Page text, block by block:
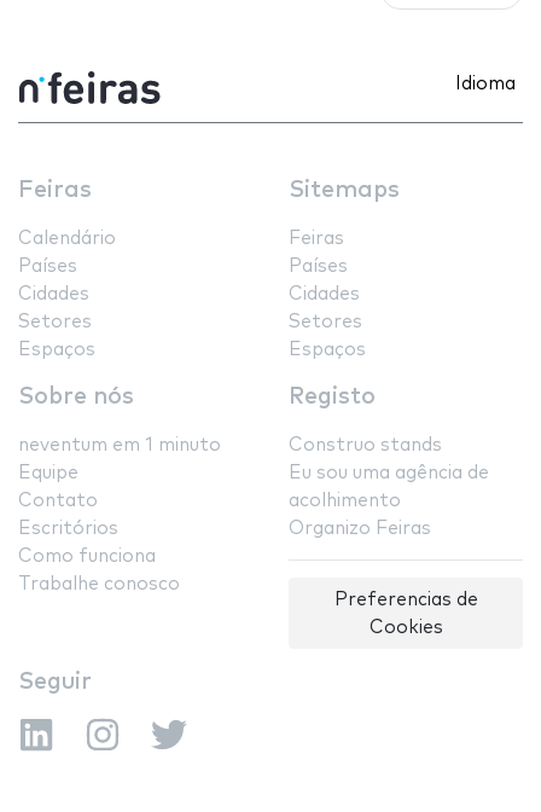
Idioma
Feiras
Calendário
Países
Cidades
Setores
Espaços
Sitemaps
Feiras
Países
Cidades
Setores
Espaços
Sobre nós
neventum em 1 minuto
Equipe
Contato
Escritórios
Como funciona
Trabalhe conosco
Registo
Construo stands
Eu sou uma agência de
acolhimento
Organizo Feiras
Preferencias de
Cookies
Seguir